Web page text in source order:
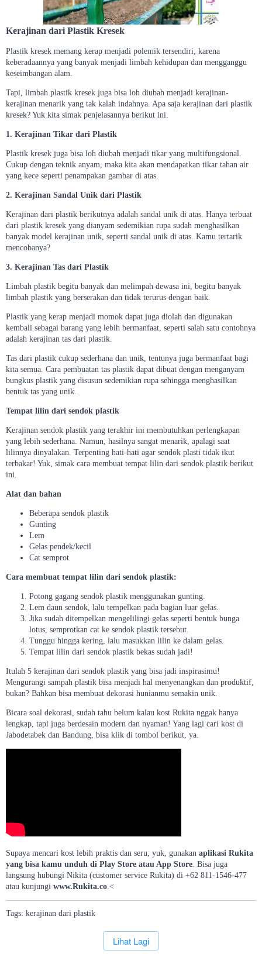
Kerajinan dari Plastik Kresek
Plastik kresek memang kerap menjadi polemik tersendiri, karena
keberadaannya yang banyak menjadi limbah kehidupan dan mengganggu
keseimbangan alam.
Tapi, limbah plastik kresek juga bisa loh diubah menjadi kerajinan-
kerajinan menarik yang tak kalah indahnya. Apa saja kerajinan dari plastik
kresek? Yuk kita simak penjelasannya berikut ini.
1. Kerajinan Tikar dari Plastik
Plastik kresek juga bisa loh diubah menjadi tikar yang multifungsional.
Cukup dengan teknik anyam, maka kita akan mendapatkan tikar tahan air
yang kece seperti penampakan gambar di atas.
2. Kerajinan Sandal Unik dari Plastik
Kerajinan dari plastik berikutnya adalah sandal unik di atas. Hanya terbuat
dari plastik kresek yang dianyam sedemikian rupa sudah menghasilkan
banyak model kerajinan unik, seperti sandal unik di atas. Kamu tertarik
mencobanya?
3. Kerajinan Tas dari Plastik
Limbah plastik begitu banyak dan melimpah dewasa ini, begitu banyak
limbah plastik yang berserakan dan tidak terurus dengan baik.
Plastik yang kerap menjadi momok dapat juga diolah dan digunakan
kembali sebagai barang yang lebih bermanfaat, seperti salah satu contohnya
adalah kerajinan tas dari plastik.
Tas dari plastik cukup sederhana dan unik, tentunya juga bermanfaat bagi
kita semua. Cara pembuatan tas plastik dapat dibuat dengan menganyam
bungkus plastik yang disusun sedemikian rupa sehingga menghasilkan
bentuk tas yang unik.
Tempat lilin dari sendok plastik
Kerajinan sendok plastik yang terakhir ini membutuhkan perlengkapan
yang lebih sederhana. Namun, hasilnya sangat menarik, apalagi saat
lilinnya dinyalakan. Terpenting hati-hati agar sendok plasti tidak ikut
terbakar! Yuk, simak cara membuat tempat lilin dari sendok plastik berikut
ini.
Alat dan bahan
Beberapa sendok plastik
Gunting
Lem
Gelas pendek/kecil
Cat semprot
Cara membuat tempat lilin dari sendok plastik:
Potong gagang sendok plastik menggunakan gunting.
Lem daun sendok, lalu tempelkan pada bagian luar gelas.
Jika sudah ditempelkan mengelilingi gelas seperti bentuk bunga
lotus, semprotkan cat ke sendok plastik tersebut.
Tunggu hingga kering, lalu masukkan lilin ke dalam gelas.
Tempat lilin dari sendok plastik bekas sudah jadi!
Itulah 5 kerajinan dari sendok plastik yang bisa jadi inspirasimu!
Mengurangi sampah plastik bisa menjadi hal menyenangkan dan produktif,
bukan? Bahkan bisa membuat dekorasi hunianmu semakin unik.
Bicara soal dekorasi, sudah tahu belum kalau kost Rukita nggak hanya
lengkap, tapi juga berdesain modern dan nyaman! Yang lagi cari kost di
Jabodetabek dan Bandung, bisa klik di tombol berikut, ya.
Supaya mencari kost lebih praktis dan seru, yuk, gunakan aplikasi Rukita
yang bisa kamu unduh di Play Store atau App Store . Bisa juga
langsung hubungi Nikita (customer service Rukita) di +62 811-1546-477
atau kunjungi www.Rukita.co .<
Tags: kerajinan dari plastik
`Lihat Lagi